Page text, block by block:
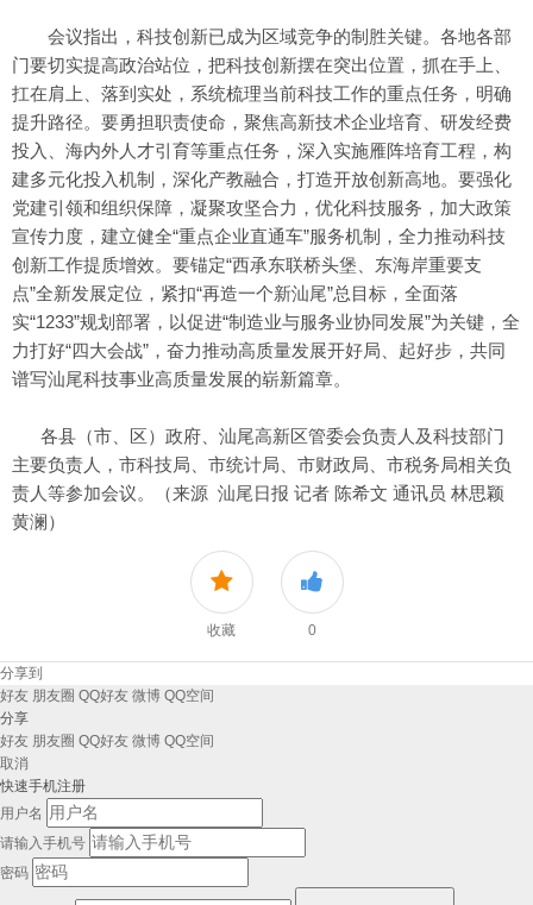
会议指出，科技创新已成为区域竞争的制胜关键。各地各部
门要切实提高政治站位，把科技创新摆在突出位置，抓在手上、
扛在肩上、落到实处，系统梳理当前科技工作的重点任务，明确
提升路径。要勇担职责使命，聚焦高新技术企业培育、研发经费
投入、海内外人才引育等重点任务，深入实施雁阵培育工程，构
建多元化投入机制，深化产教融合，打造开放创新高地。要强化
党建引领和组织保障，凝聚攻坚合力，优化科技服务，加大政策
宣传力度，建立健全“重点企业直通车”服务机制，全力推动科技
创新工作提质增效。要锚定“西承东联桥头堡、东海岸重要支
点”全新发展定位，紧扣“再造一个新汕尾”总目标，全面落
实“1233”规划部署，以促进“制造业与服务业协同发展”为关键，全
力打好“四大会战”，奋力推动高质量发展开好局、起好步，共同
谱写汕尾科技事业高质量发展的崭新篇章。
各县（市、区）政府、汕尾高新区管委会负责人及科技部门
主要负责人，市科技局、市统计局、市财政局、市税务局相关负
责人等参加会议。（来源 汕尾日报 记者 陈希文 通讯员 林思颖
黄澜）
收藏 0
分享到
好友 朋友圈 QQ好友 微博 QQ空间
分享
好友 朋友圈 QQ好友 微博 QQ空间
取消
快速手机注册
用户名
请输入手机号
密码